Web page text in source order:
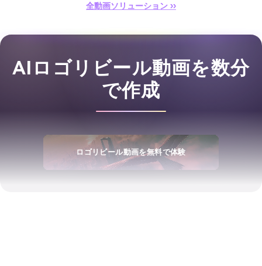
全動画ソリューション ››
AIロゴリビール動画を数分
で作成
ロゴリビール動画を無料で体験